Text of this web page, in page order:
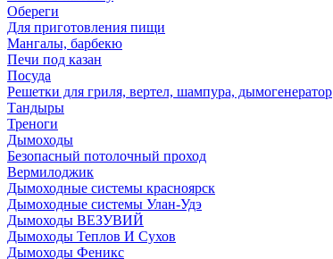
Обереги
Для приготовления пищи
Мангалы, барбекю
Печи под казан
Посуда
Решетки для гриля, вертел, шампура, дымогенератор
Тандыры
Треноги
Дымоходы
Безопасный потолочный проход
Вермилоджик
Дымоходные системы красноярск
Дымоходные системы Улан-Удэ
Дымоходы ВЕЗУВИЙ
Дымоходы Теплов И Сухов
Дымоходы Феникс